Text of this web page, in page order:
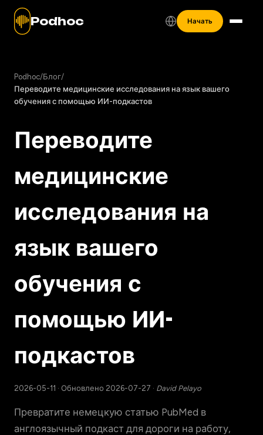
Podhoc Начать
Podhoc/Блог/
Переводите медицинские исследования на язык вашего
обучения с помощью ИИ-подкастов
Переводите
медицинские
исследования на
язык вашего
обучения с
помощью ИИ-
подкастов
2026-05-11 · Обновлено 2026-07-27 · David Pelayo
Превратите немецкую статью PubMed в
англоязычный подкаст для дороги на работу,